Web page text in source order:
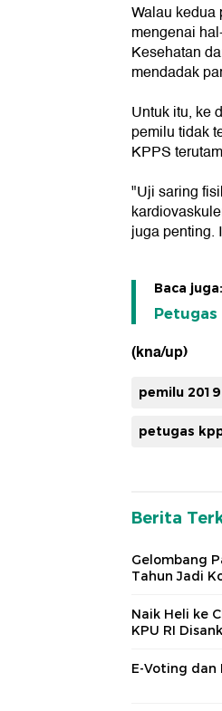
Walau kedua
mengenai
Kesehatan
mendadak
Untuk itu, ke
pemilu tidak
KPPS
"Uji saring
juga penting.
Baca juga:
(kna/up)
pemilu 2019
petugas
Berita
Gelombang
Tahun Jadi
Naik Heli ke
KPU RI
E-Voting dan